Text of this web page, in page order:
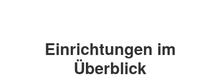
Einrichtungen im
Überblick